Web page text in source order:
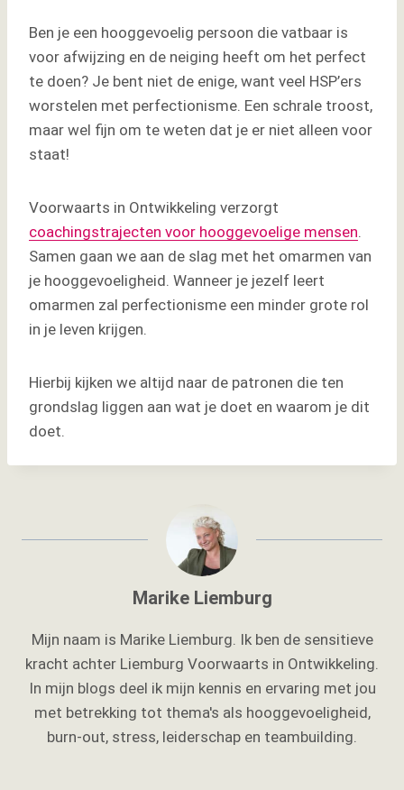
Ben je een hooggevoelig persoon die vatbaar is
voor afwijzing en de neiging heeft om het perfect
te doen? Je bent niet de enige, want veel HSP’ers
worstelen met perfectionisme. Een schrale troost,
maar wel fijn om te weten dat je er niet alleen voor
staat!
Voorwaarts in Ontwikkeling verzorgt
coachingstrajecten voor hooggevoelige mensen.
Samen gaan we aan de slag met het omarmen van
je hooggevoeligheid. Wanneer je jezelf leert
omarmen zal perfectionisme een minder grote rol
in je leven krijgen.
Hierbij kijken we altijd naar de patronen die ten
grondslag liggen aan wat je doet en waarom je dit
doet.
Marike Liemburg
Mijn naam is Marike Liemburg. Ik ben de sensitieve
kracht achter Liemburg Voorwaarts in Ontwikkeling.
In mijn blogs deel ik mijn kennis en ervaring met jou
met betrekking tot thema's als hooggevoeligheid,
burn-out, stress, leiderschap en teambuilding.